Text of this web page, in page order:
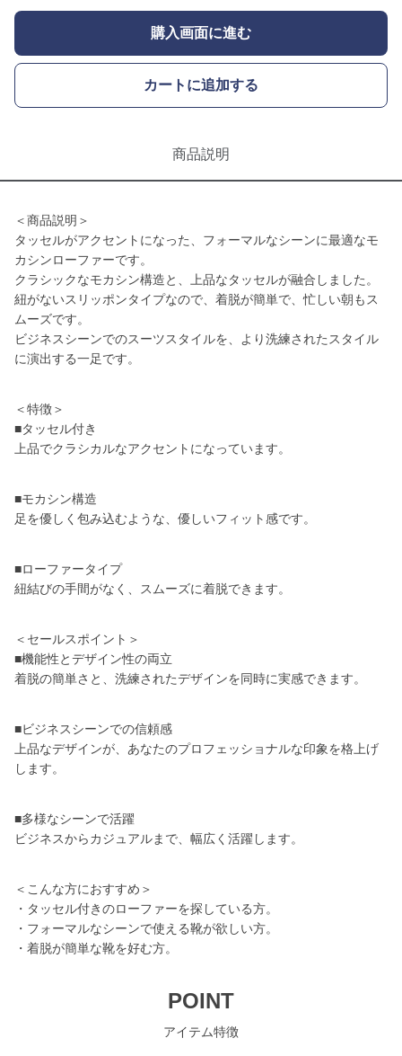
購入画面に進む
カートに追加する
商品説明
＜商品説明＞
タッセルがアクセントになった、フォーマルなシーンに最適なモ
カシンローファーです。
クラシックなモカシン構造と、上品なタッセルが融合しました。
紐がないスリッポンタイプなので、着脱が簡単で、忙しい朝もス
ムーズです。
ビジネスシーンでのスーツスタイルを、より洗練されたスタイル
に演出する一足です。
＜特徴＞
■タッセル付き
上品でクラシカルなアクセントになっています。
■モカシン構造
足を優しく包み込むような、優しいフィット感です。
■ローファータイプ
紐結びの手間がなく、スムーズに着脱できます。
＜セールスポイント＞
■機能性とデザイン性の両立
着脱の簡単さと、洗練されたデザインを同時に実感できます。
■ビジネスシーンでの信頼感
上品なデザインが、あなたのプロフェッショナルな印象を格上げ
します。
■多様なシーンで活躍
ビジネスからカジュアルまで、幅広く活躍します。
＜こんな方におすすめ＞
・タッセル付きのローファーを探している方。
・フォーマルなシーンで使える靴が欲しい方。
・着脱が簡単な靴を好む方。
POINT
アイテム特徴